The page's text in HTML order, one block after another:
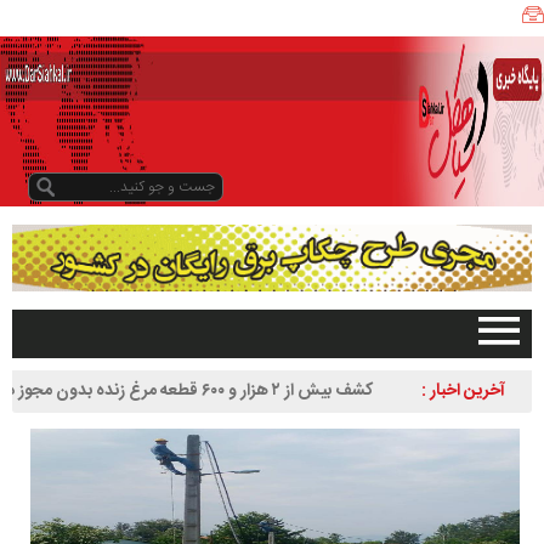
صفحه اصلی
دیلمان
آخرین اخبار :
کشف بیش از ۲ هزار و ۶۰۰ قطعه مرغ زنده بدون مجوز در
سیاهکل
ا
ه
ک
ل
ز
ب
و
د
و
د
س
۱